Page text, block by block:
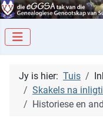
Jy is hier: Tuis
Skakels na
Historiese en